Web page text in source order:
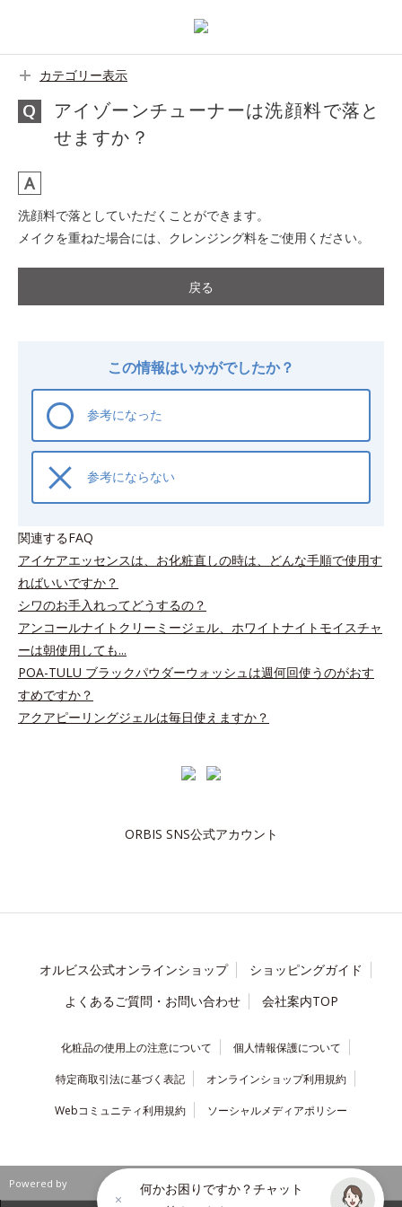
カテゴリー表示
アイゾーンチューナーは洗顔料で落と
せますか？
洗顔料で落としていただくことができます。
メイクを重ねた場合には、クレンジング料をご使用ください。
戻る
この情報はいかがでしたか？
参考になった
参考にならない
関連するFAQ
アイケアエッセンスは、お化粧直しの時は、どんな手順で使用す
ればいいですか？
シワのお手入れってどうするの？
アンコールナイトクリーミージェル、ホワイトナイトモイスチャ
ーは朝使用しても...
POA-TULU ブラックパウダーウォッシュは週何回使うのがおす
すめですか？
アクアピーリングジェルは毎日使えますか？
ORBIS SNS公式アカウント
オルビス公式オンラインショップ
ショッピングガイド
よくあるご質問・お問い合わせ
会社案内TOP
化粧品の使用上の注意について 個人情報保護について
特定商取引法に基づく表記 オンラインショップ利用規約
Webコミュニティ利用規約 ソーシャルメディアポリシー
Powered by
何かお困りですか？チャット